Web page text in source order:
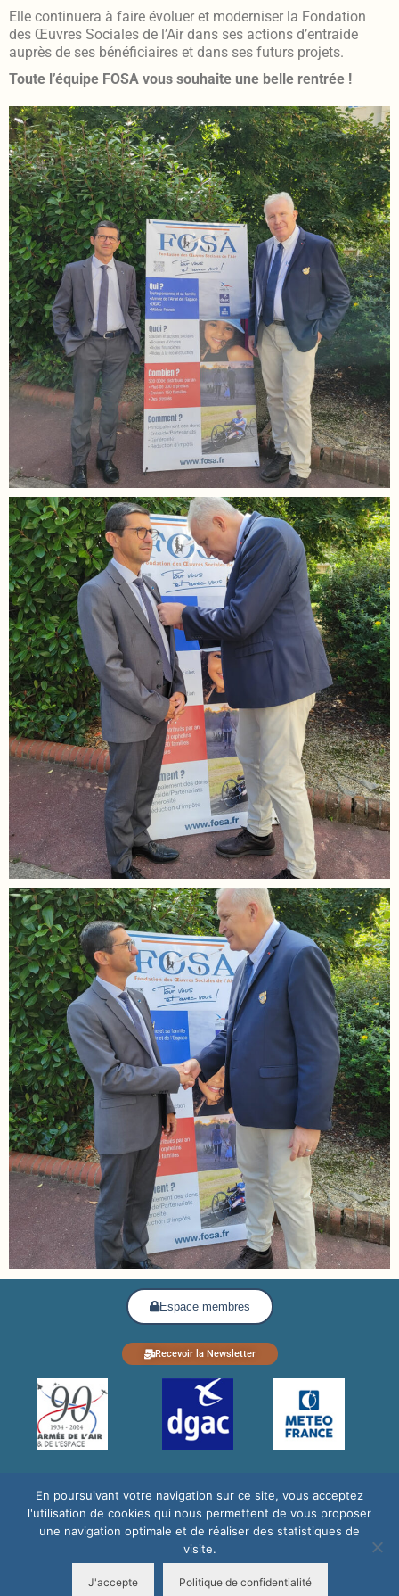
Elle continuera à faire évoluer et moderniser la Fondation
des Œuvres Sociales de l’Air dans ses actions d’entraide
auprès de ses bénéficiaires et dans ses futurs projets.
Toute l’équipe FOSA vous souhaite une belle rentrée !
Espace membres
Recevoir la Newsletter
© 2024 Fondation des Œuvres Sociales de l’Air /Mentions
En poursuivant votre navigation sur ce site, vous acceptez
l'utilisation de cookies qui nous permettent de vous proposer
une navigation optimale et de réaliser des statistiques de
visite.
J'accepte Politique de confidentialité